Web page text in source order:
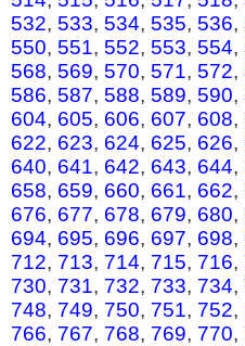
532, 533, 534, 535, 536,
550, 551, 552, 553, 554,
568, 569, 570, 571, 572,
586, 587, 588, 589, 590,
604, 605, 606, 607, 608,
622, 623, 624, 625, 626,
640, 641, 642, 643, 644,
658, 659, 660, 661, 662,
676, 677, 678, 679, 680,
694, 695, 696, 697, 698,
712, 713, 714, 715, 716,
730, 731, 732, 733, 734,
748, 749, 750, 751, 752,
766, 767, 768, 769, 770,